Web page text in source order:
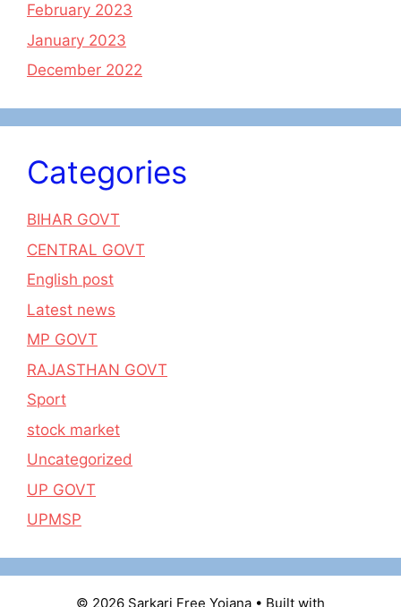
February 2023
January 2023
December 2022
Categories
BIHAR GOVT
CENTRAL GOVT
English post
Latest news
MP GOVT
RAJASTHAN GOVT
Sport
stock market
Uncategorized
UP GOVT
UPMSP
© 2026 Sarkari Free Yojana • Built with